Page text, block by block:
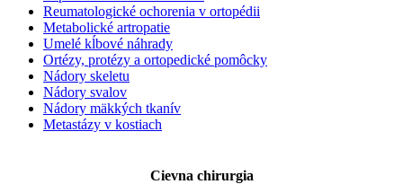
Reumatologické ochorenia v ortopédii
Metabolické artropatie
Umelé kĺbové náhrady
Ortézy, protézy a ortopedické pomôcky
Nádory skeletu
Nádory svalov
Nádory mäkkých tkanív
Metastázy v kostiach
Cievna chirurgia